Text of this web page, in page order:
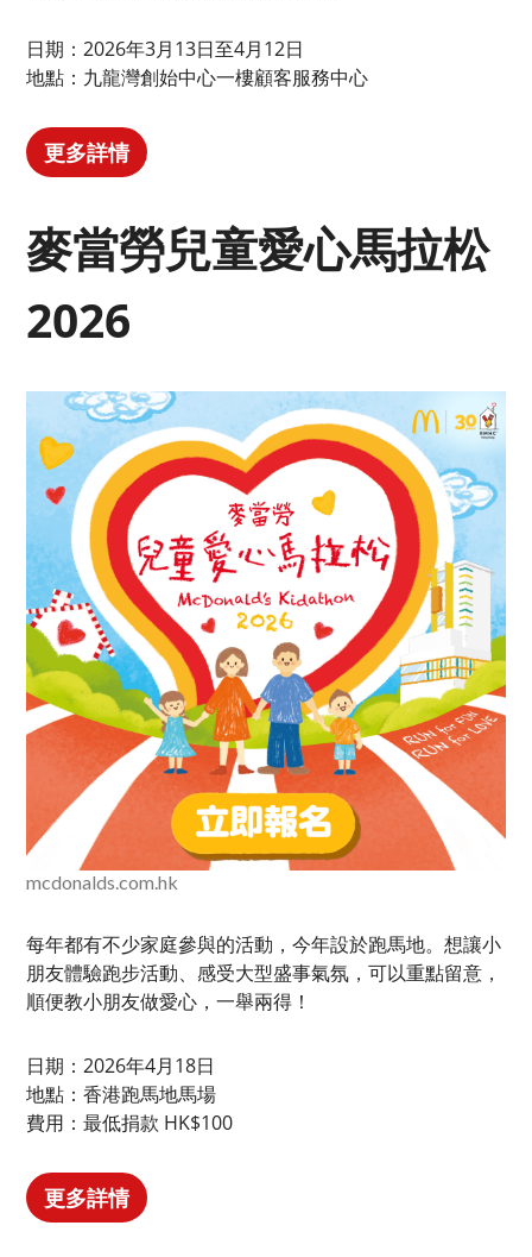
日期：2026年3月13日至4月12日
地點：九龍灣創始中心一樓顧客服務中心
更多詳情
麥當勞兒童愛心馬拉松
2026
mcdonalds.com.hk
每年都有不少家庭參與的活動，今年設於跑馬地。想讓小
朋友體驗跑步活動、感受大型盛事氣氛，可以重點留意，
順便教小朋友做愛心，一舉兩得！
日期：2026年4月18日
地點：香港跑馬地馬場
費用：最低捐款 HK$100
更多詳情